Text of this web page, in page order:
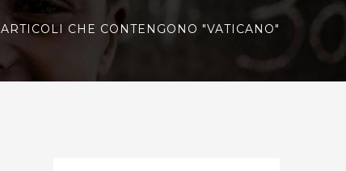
ARTICOLI CHE CONTENGONO "VATICANO"